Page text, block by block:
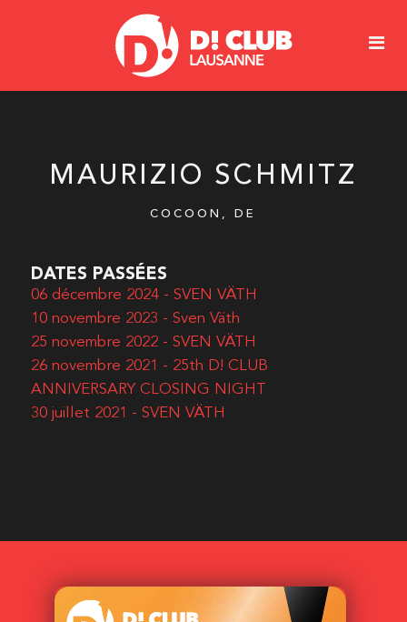
MAURIZIO SCHMITZ
COCOON, DE
DATES PASSÉES
06 décembre 2024 - SVEN VÄTH
10 novembre 2023 - Sven Väth
25 novembre 2022 - SVEN VÄTH
26 novembre 2021 - 25th D! CLUB
ANNIVERSARY CLOSING NIGHT
30 juillet 2021 - SVEN VÄTH